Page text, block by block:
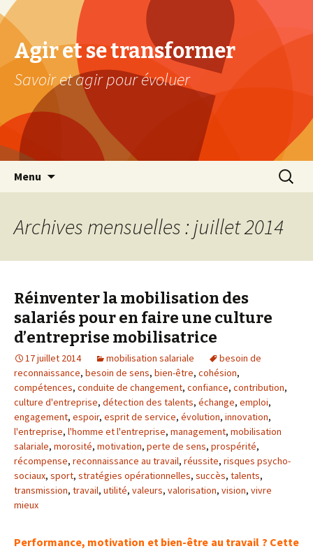
Agir et se transformer
Savoir et agir pour évoluer
Menu
Archives mensuelles : juillet 2014
Réinventer la mobilisation des
salariés pour en faire une culture
d’entreprise mobilisatrice
17 juillet 2014 mobilisation salariale
besoin de
reconnaissance, besoin de sens, bien-être, cohésion,
compétences, conduite de changement, confiance, contribution,
culture d'entreprise, détection des talents, échange, emploi,
engagement, espoir, esprit de service, évolution, innovation,
l'entreprise, l'homme et l'entreprise, management, mobilisation
salariale, morosité, motivation, perte de sens, prospérité,
récompense, reconnaissance au travail, réussite, risques psycho-
sociaux, sport, stratégies opérationnelles, succès, talents,
transmission, travail, utilité, valeurs, valorisation, vision, vivre
mieux
Performance, motivation et bien-être au travail ? Cette